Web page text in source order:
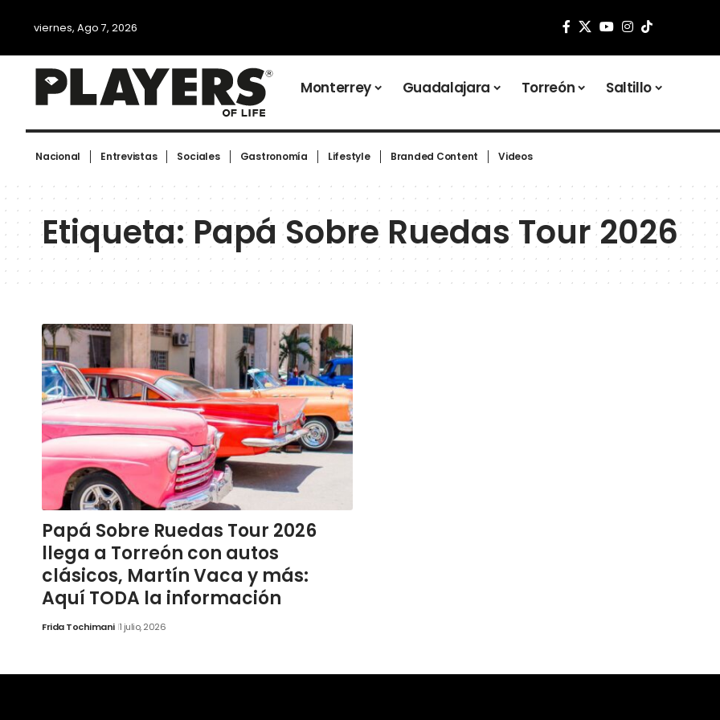
viernes, Ago 7, 2026
Monterrey Guadalajara Torreón Saltillo
Nacional Entrevistas Sociales Gastronomía Lifestyle Branded Content Videos
Etiqueta:Papá Sobre Ruedas Tour 2026
Papá Sobre Ruedas Tour 2026
llega a Torreón con autos
clásicos, Martín Vaca y más:
Aquí TODA la información
Frida Tochimani 1 julio, 2026